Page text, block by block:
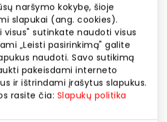
naršymo kokybę, šioje
slapukai (ang. cookies).
visus" sutinkate naudoti visus
„Leisti pasirinkimą" galite
naudoti. Savo sutikimą
pakeisdami interneto
ir ištrindami įrašytus slapukus.
rasite čia: Slapukų politika
lokaciją žemėlapyje